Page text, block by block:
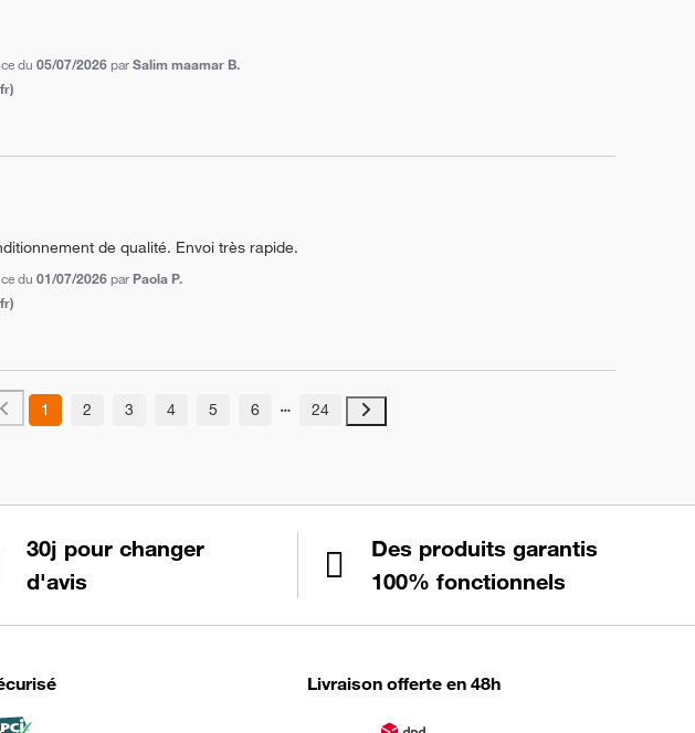
du05/07/2026 parSalim maamar B.
de qualité. Envoi très rapide.
du01/07/2026 par Paola P.
1 2 3 4 5 6 24
30j pour changer
d'avis
Des produits garantis
100% fonctionnels
Livraison offerte en 48h